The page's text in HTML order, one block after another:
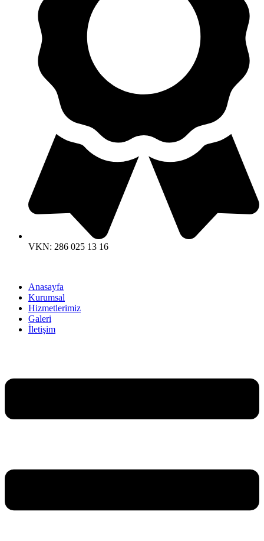
VKN: 286 025 13 16
Anasayfa
Kurumsal
Hizmetlerimiz
Galeri
İletişim